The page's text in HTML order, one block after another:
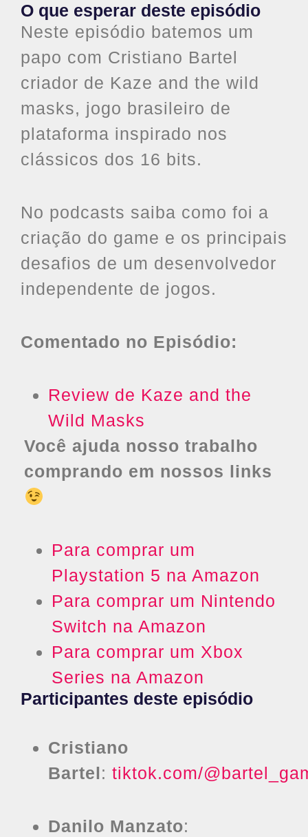
O que esperar deste episódio
Neste episódio batemos um
papo com Cristiano Bartel
criador de Kaze and the wild
masks, jogo brasileiro de
plataforma inspirado nos
clássicos dos 16 bits.
No podcasts saiba como foi a
criação do game e os principais
desafios de um desenvolvedor
independente de jogos.
Comentado no Episódio:
Review de Kaze and the
Wild Masks
Você ajuda nosso trabalho
comprando em nossos links
Para comprar um
Playstation 5 na Amazon
Para comprar um Nintendo
Switch na Amazon
Para comprar um Xbox
Series na Amazon
Participantes deste episódio
Cristiano
Bartel: tiktok.com/
Danilo Manzato: